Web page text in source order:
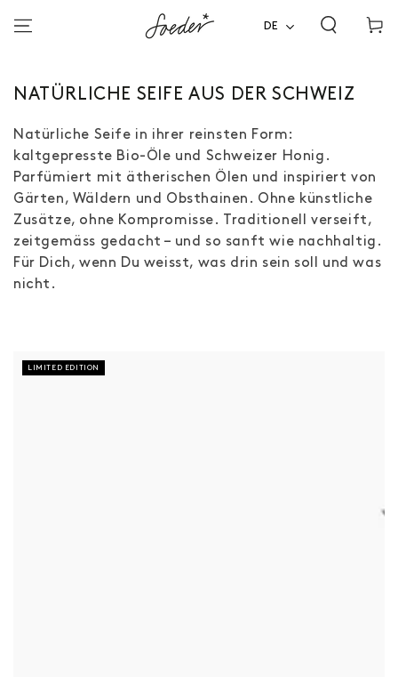
SPRINGEN
DE
KOLLEKTION:
NATÜRLICHE SEIFE AUS DER SCHWEIZ
Natürliche Seife in ihrer reinsten Form:
kaltgepresste Bio-Öle und Schweizer Honig.
Parfümiert mit ätherischen Ölen und inspiriert von
Gärten, Wäldern und Obsthainen. Ohne künstliche
Zusätze, ohne Kompromisse. Traditionell verseift,
zeitgemäss gedacht – und so sanft wie nachhaltig.
Für Dich, wenn Du weisst, was drin sein soll und was
nicht.
LIMITED EDITION